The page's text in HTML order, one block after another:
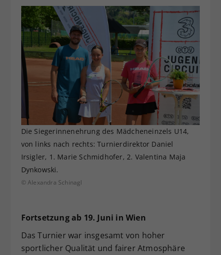
Die Siegerinnenehrung des Mädcheneinzels U14,
von links nach rechts: Turnierdirektor Daniel
Irsigler, 1. Marie Schmidhofer, 2. Valentina Maja
Dynkowski.
© Alexandra Schinagl
Fortsetzung ab 19. Juni in Wien
Das Turnier war insgesamt von hoher
sportlicher Qualität und fairer Atmosphäre